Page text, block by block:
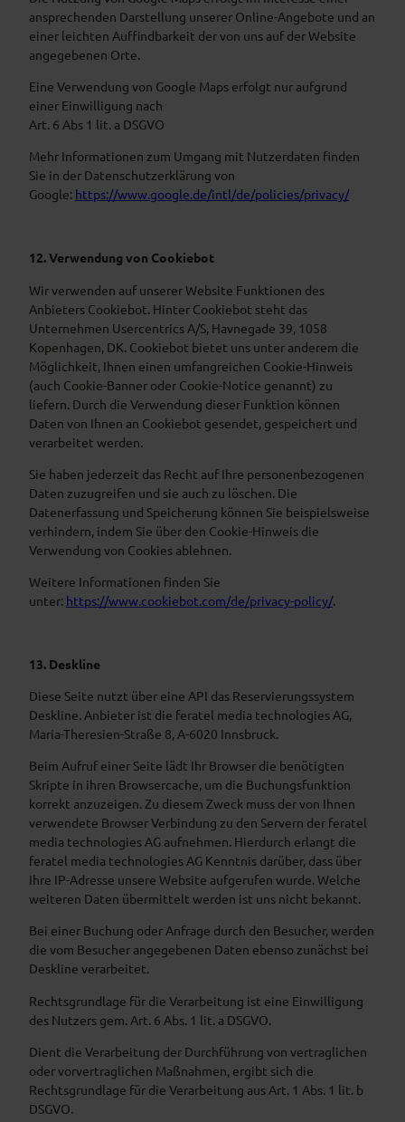
ansprechenden Darstellung unserer Online-Angebote und an
einer leichten Auffindbarkeit der von uns auf der Website
angegebenen Orte.
Eine Verwendung von Google Maps erfolgt nur aufgrund
einer Einwilligung nach
Art. 6 Abs 1 lit. a DSGVO
Mehr Informationen zum Umgang mit Nutzerdaten finden
Sie in der Datenschutzerklärung von
Google: https://www.google.de/intl/de/policies/privacy/
12. Verwendung von Cookiebot
Wir verwenden auf unserer Website Funktionen des
Anbieters Cookiebot. Hinter Cookiebot steht das
Unternehmen Usercentrics A/S, Havnegade 39, 1058
Kopenhagen, DK. Cookiebot bietet uns unter anderem die
Möglichkeit, Ihnen einen umfangreichen Cookie-Hinweis
(auch Cookie-Banner oder Cookie-Notice genannt) zu
liefern. Durch die Verwendung dieser Funktion können
Daten von Ihnen an Cookiebot gesendet, gespeichert und
verarbeitet werden.
Sie haben jederzeit das Recht auf Ihre personenbezogenen
Daten zuzugreifen und sie auch zu löschen. Die
Datenerfassung und Speicherung können Sie beispielsweise
verhindern, indem Sie über den Cookie-Hinweis die
Verwendung von Cookies ablehnen.
Weitere Informationen finden Sie
unter: https://www.cookiebot.com/de/privacy-policy/.
13. Deskline
Diese Seite nutzt über eine API das Reservierungssystem
Deskline. Anbieter ist die feratel media technologies AG,
Maria-Theresien-Straße 8, A-6020 Innsbruck.
Beim Aufruf einer Seite lädt Ihr Browser die benötigten
Skripte in ihren Browsercache, um die Buchungsfunktion
korrekt anzuzeigen. Zu diesem Zweck muss der von Ihnen
verwendete Browser Verbindung zu den Servern der feratel
media technologies AG aufnehmen. Hierdurch erlangt die
feratel media technologies AG Kenntnis darüber, dass über
Ihre IP-Adresse unsere Website aufgerufen wurde. Welche
weiteren Daten übermittelt werden ist uns nicht bekannt.
Bei einer Buchung oder Anfrage durch den Besucher, werden
die vom Besucher angegebenen Daten ebenso zunächst bei
Deskline verarbeitet.
Rechtsgrundlage für die Verarbeitung ist eine Einwilligung
des Nutzers gem. Art. 6 Abs. 1 lit. a DSGVO.
Dient die Verarbeitung der Durchführung von vertraglichen
oder vorvertraglichen Maßnahmen, ergibt sich die
Rechtsgrundlage für die Verarbeitung aus Art. 1 Abs. 1 lit. b
DSGVO.